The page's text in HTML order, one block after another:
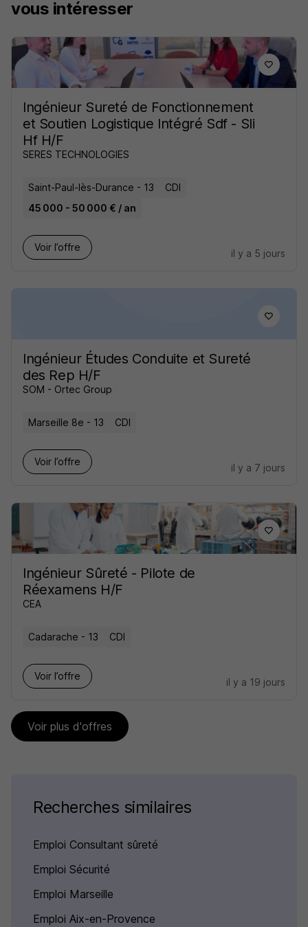
vous intéresser
Ingénieur Sureté de Fonctionnement
et Soutien Logistique Intégré Sdf - Sli
Hf H/F
SERES TECHNOLOGIES
Saint-Paul-lès-Durance - 13
CDI
45 000 - 50 000 € / an
Voir l’offre
il y a 5 jours
Ingénieur Études Conduite et Sureté
des Rep H/F
SOM - Ortec Group
Marseille 8e - 13 CDI
Voir l’offre
il y a 7 jours
Ingénieur Sûreté - Pilote de
Réexamens H/F
CEA
Cadarache - 13 CDI
Voir l’offre
il y a 19 jours
Voir plus d'offres
Recherches similaires
Emploi Consultant sûreté
Emploi Sécurité
Emploi Marseille
Emploi Aix-en-Provence